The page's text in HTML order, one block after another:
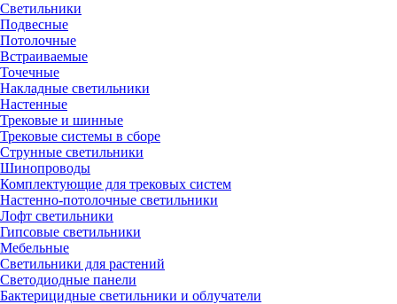
Светильники
Подвесные
Потолочные
Встраиваемые
Точечные
Накладные светильники
Настенные
Трековые и шинные
Трековые системы в сборе
Струнные светильники
Шинопроводы
Комплектующие для трековых систем
Настенно-потолочные светильники
Лофт светильники
Гипсовые светильники
Мебельные
Светильники для растений
Светодиодные панели
Бактерицидные светильники и облучатели